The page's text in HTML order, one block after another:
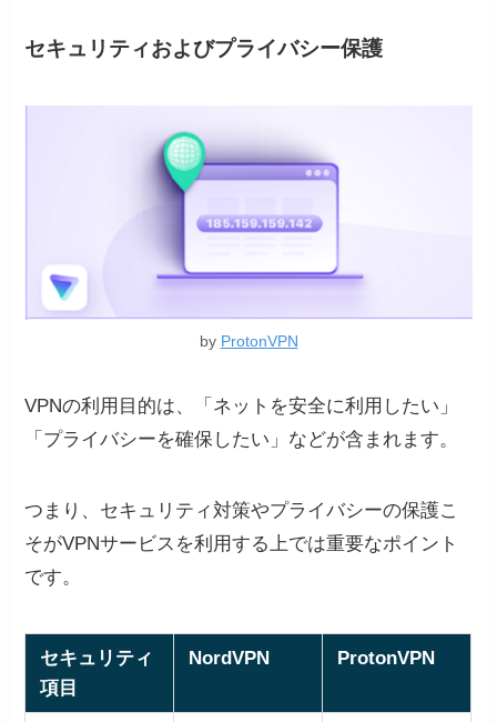
セキュリティおよびプライバシー保護
by ProtonVPN
VPNの利用目的は、「ネットを安全に利用したい」
「プライバシーを確保したい」などが含まれます。
つまり、セキュリティ対策やプライバシーの保護こ
そがVPNサービスを利用する上では重要なポイント
です。
セキュリティ
項目
NordVPN ProtonVPN